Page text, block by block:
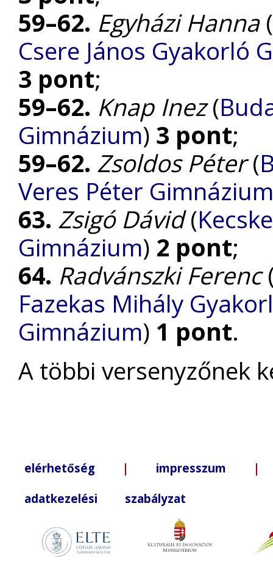
59–62. Egyházi Hanna(
Csere János Gyakorló
3 pont;
59–62. Knap Inez(
Gimnázium) 3 pont;
59–62. Zsoldos Péter(
Veres Péter Gimnázium
63. Zsigó Dávid(
Gimnázium) 2 pont;
64. Radvánszki Ferenc
Fazekas Mihály
Gimnázium) 1 pont.
A többi versenyzőnek
elérhetőség | impresszum |
adatkezelési szabályzat